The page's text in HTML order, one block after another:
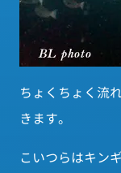
ちょくちょく流
きます。
こいつらはキン